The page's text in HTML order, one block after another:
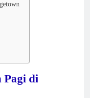
Pagi di